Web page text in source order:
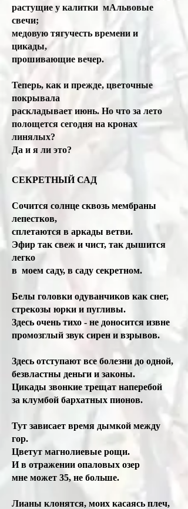
растущие у калитки мАльвовые
свечи;
медовую тягучесть времени и
цикады,
прошивающие вечер.
Теперь, как и прежде, цветочные
покрывала
раскладывает июнь. Но что за лето
полощется сегодня на кронах
линялых?
Да и я ли это?
СЕКРЕТНЫЙ САД
Сочится солнце сквозь мембраны
лепестков,
сплетаются в аркады ветви.
Эфир так свеж и чист, так дышится
легко
в моем саду, в саду секретном.
Белы головки одуванчиков как снег,
стрекозы юрки и пугливы.
Здесь очень тихо - не доносится извне
промозглый звук сирен и взрывов.
Здесь отступают все болезни до одной,
безвластны деньги и законы.
Цикады звонкие трещат наперебой
за клумбой бархатных пионов.
Тут зависает время дымкой между
гор.
Цветут магнолиевые рощи.
И в отражении опаловых озер
мне может 35, не больше.
Лианы клонятся, моих касаясь плеч,